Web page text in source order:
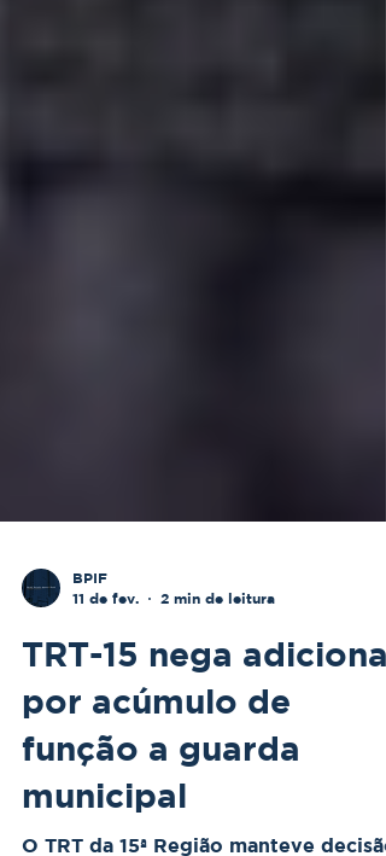
BPIF
2 min de leitura
TRT-15 nega adicional
por acúmulo de
função a guarda